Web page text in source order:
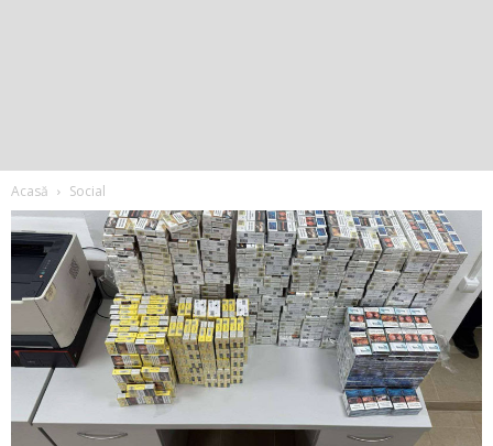
Acasă Social